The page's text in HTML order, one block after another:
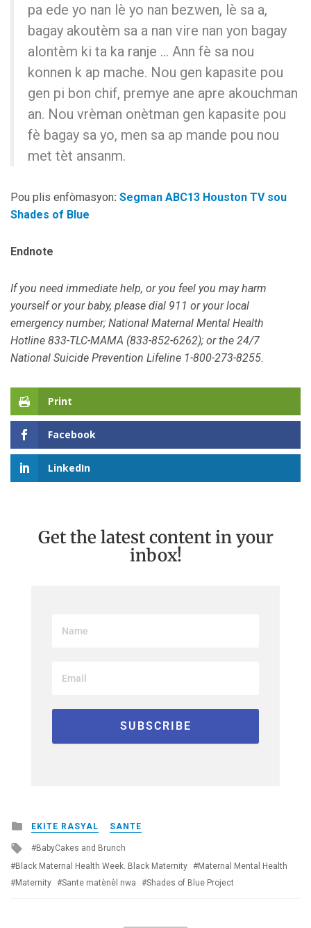
pa ede yo nan lè yo nan bezwen, lè sa a,
bagay akoutèm sa a nan vire nan yon bagay
alontèm ki ta ka ranje … Ann fè sa nou
konnen k ap mache. Nou gen kapasite pou
gen pi bon chif, premye ane apre akouchman
an. Nou vrèman onètman gen kapasite pou
fè bagay sa yo, men sa ap mande pou nou
met tèt ansanm.
Pou plis enfòmasyon: Segman ABC13 Houston TV sou
Shades of Blue
Endnote
If you need immediate help, or you feel you may harm
yourself or your baby, please dial 911 or your local
emergency number; National Maternal Mental Health
Hotline 833-TLC-MAMA (833-852-6262)​; or the 24/7
National Suicide Prevention Lifeline 1-800-273-8255.
Print
Facebook
LinkedIn
Get the latest content in your
inbox!
Posted
in
EKITE RASYAL SANTE
Tagged
with
BabyCakes and Brunch
Black Maternal Health Week. Black Maternity
Maternal Mental Health
Maternity
Sante matènèl nwa Shades of Blue Project